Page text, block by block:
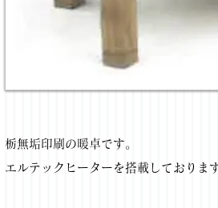
栃無垢印刷の暖卓です。
エルテックヒーターを搭載しておりま